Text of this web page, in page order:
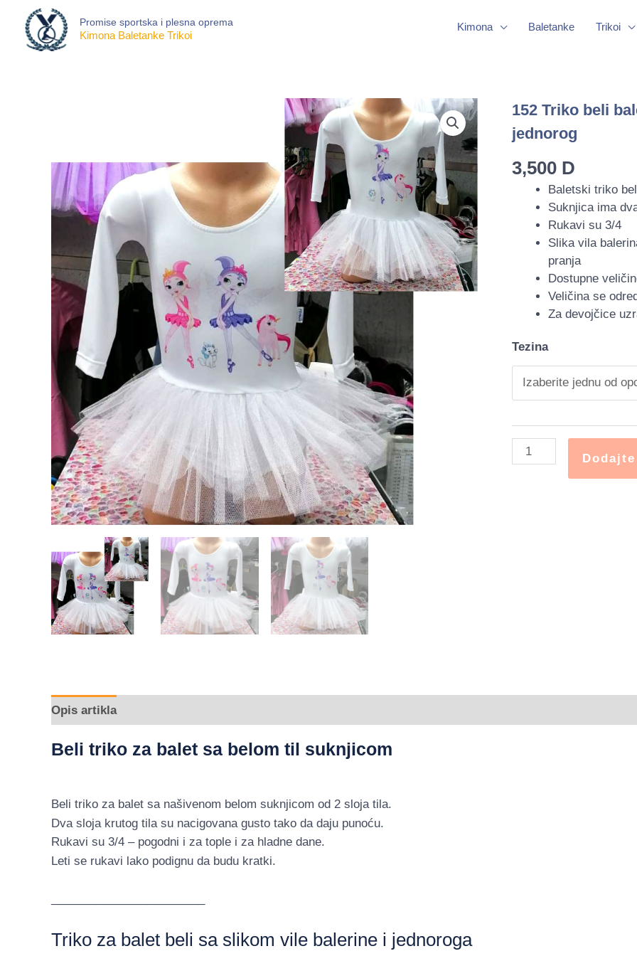
content
Promise sportska i plesna oprema
Kimona Baletanke Trikoi
Kimona Baletanke Trikoi
152 Triko beli
jednorog
3,500 D
Baletski triko
Suknjica ima
Rukavi su 3/4
Slika vila
pranja
Dostupne
Veličina se
Za devojčice
Tezina
152
Triko
beli
baletski
-
suknjica
jednorog
quantity
Opis artikla
Beli triko za balet sa belom til suknjicom
Beli triko za balet sa našivenom belom suknjicom od 2 sloja tila.
Dva sloja krutog tila su nacigovana gusto tako da daju punoću.
Rukavi su 3/4 – pogodni i za tople i za hladne dane.
Leti se rukavi lako podignu da budu kratki.
Triko za balet beli sa slikom vile balerine i jednoroga